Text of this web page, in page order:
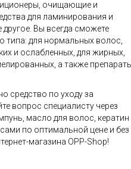
очищающие и
для ламинирования и
Вы всегда сможете
типа: для нормальных волос,
и ослабленных, для жирных,
а также
средство по уходу за
вопрос специалисту через
масло для волос, кератин
по оптимальной цене и без
магазина OPP-Shop!